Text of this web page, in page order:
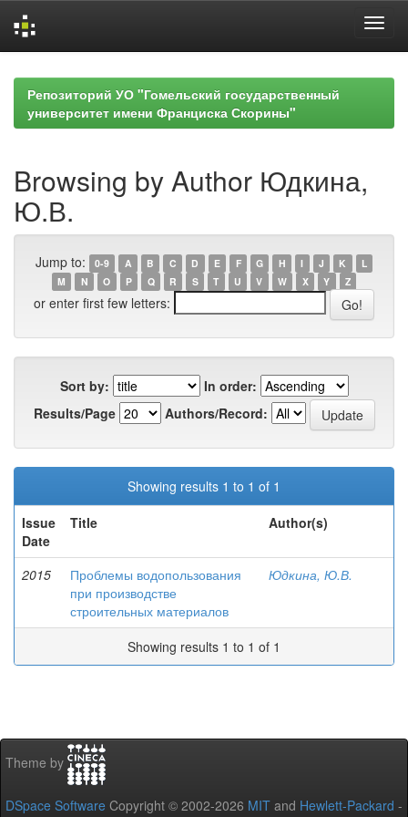
navigationРепозиторий УО "Гомельский государственный
университет имени Франциска Скорины"
Browsing by Author Юдкина,
Ю.В.
Jump to: 0-9 A B C D E F G H I J K
L
M
N O P Q R S T U V W X Y Z
or enter first few letters:
Sort by:
In order:
Results/Page
Authors/Record:
Showing results 1 to 1 of 1
Issue
Date
Title Author(s)
2015
Проблемы водопользования
при производстве
строительных материалов
Юдкина, Ю.В.
Showing results 1 to 1 of 1
Theme by
DSpace Software Copyright © 2002-2026 MIT and Hewlett-Packard -